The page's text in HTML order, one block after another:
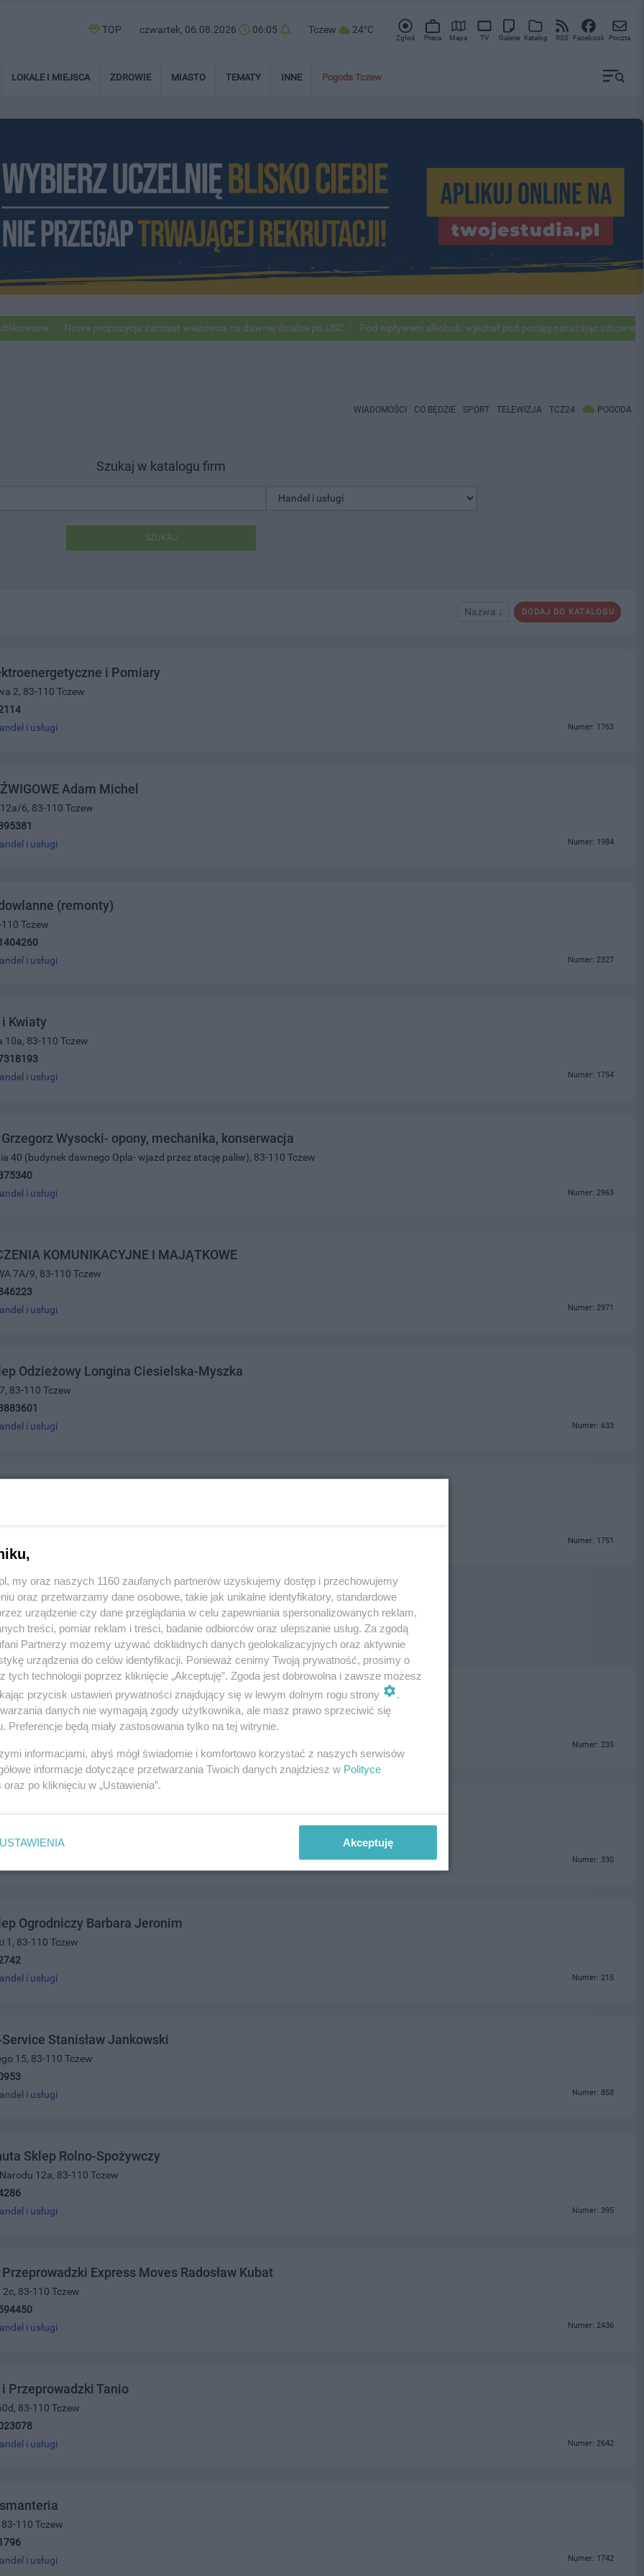
TOP czwartek, 06.08.2026 06:05 Tczew 24°C
Zgłoś Praca Mapa TV Galeria Katalog RSS Facebook Poczta
LOKALE I MIEJSCA ZDROWIE MIASTO TEMATY INNE Pogoda Tczew
Nowa propozycja zamiast wieżowca na dawnej działce po USC Pod wpływem alkoholu wjechał pod pociąg narażając zdrowie i życie
WIADOMOŚCI CO BĘDZIE SPORT TELEWIZJA TCZ24 POGODA
Szukaj w katalogu firm
SZUKAJ
DODAJ DO KATALOGU
Nazwa ↓
i Pomiary
2, 83-110 Tczew
i usługi Numer: 1763
Adam Michel
6, 83-110 Tczew
i usługi Numer: 1984
(remonty)
Tczew
i usługi Numer: 2327
Kwiaty
10a, 83-110 Tczew
i usługi Numer: 1754
Grzegorz Wysocki- opony, mechanika, konserwacja
40 (budynek dawnego Opla- wjazd przez stację paliw), 83-110 Tczew
i usługi Numer: 2963
KOMUNIKACYJNE I MAJĄTKOWE
7A/9, 83-110 Tczew
i usługi Numer: 2971
Odzieżowy Longina Ciesielska-Myszka
83-110 Tczew
i usługi Numer: 633
15, 83-110 Tczew
Numer: 1751
Wielobranżowy Jacek Sulewski
110 Tczew
Numer: 235
Numer: 330
Ogrodniczy Barbara Jeronim
1, 83-110 Tczew
i usługi Numer: 215
Stanisław Jankowski
15, 83-110 Tczew
i usługi Numer: 858
Sklep Rolno-Spożywczy
12a, 83-110 Tczew
i usługi Numer: 395
Express Moves Radosław Kubat
83-110 Tczew
i usługi Numer: 2436
Przeprowadzki Tanio
83-110 Tczew
i usługi Numer: 2642
110 Tczew
i usługi Numer: 1742
my oraz naszych 1160 zaufanych partnerów uzyskujemy dostęp i przechowujemy
oraz przetwarzamy dane osobowe, takie jak unikalne identyfikatory, standardowe
urządzenie czy dane przeglądania w celu zapewniania spersonalizowanych reklam,
treści, pomiar reklam i treści, badanie odbiorców oraz ulepszanie usług. Za zgodą
Partnerzy możemy używać dokładnych danych geolokalizacyjnych oraz aktywnie
urządzenia do celów identyfikacji. Ponieważ cenimy Twoją prywatność, prosimy o
tych technologii poprzez kliknięcie „Akceptuję”. Zgoda jest dobrowolna i zawsze możesz
przycisk ustawień prywatności znajdujący się w lewym dolnym rogu strony
.
danych nie wymagają zgody użytkownika, ale masz prawo sprzeciwić się
Preferencje będą miały zastosowania tylko na tej witrynie.
informacjami, abyś mógł świadomie i komfortowo korzystać z naszych serwisów
informacje dotyczące przetwarzania Twoich danych znajdziesz w Polityce
oraz po kliknięciu w „Ustawienia”.
USTAWIENIA Akceptuję